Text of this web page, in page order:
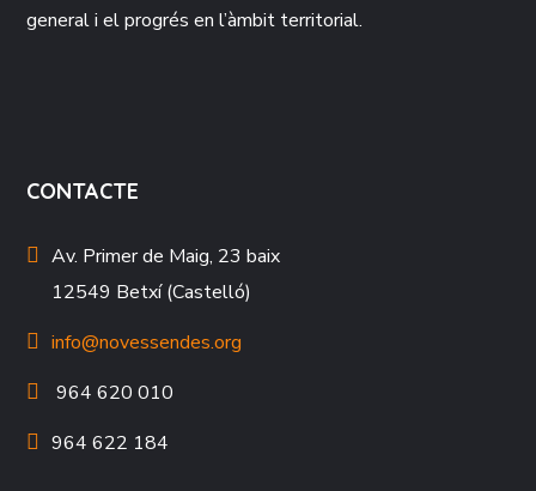
general i el progrés en l’àmbit territorial.
CONTACTE
Av. Primer de Maig, 23 baix
12549 Betxí (Castelló)
info@novessendes.org
964 620 010
964 622 184